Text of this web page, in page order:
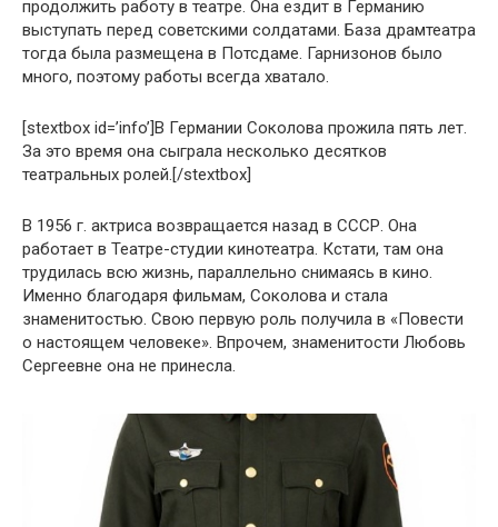
продолжить работу в театре. Она ездит в Германию
выступать перед советскими солдатами. База драмтеатра
тогда была размещена в Потсдаме. Гарнизонов было
много, поэтому работы всегда хватало.
[stextbox id=’info’]В Германии Соколова прожила пять лет.
За это время она сыграла несколько десятков
театральных ролей.[/stextbox]
В 1956 г. актриса возвращается назад в СССР. Она
работает в Театре-студии кинотеатра. Кстати, там она
трудилась всю жизнь, параллельно снимаясь в кино.
Именно благодаря фильмам, Соколова и стала
знаменитостью. Свою первую роль получила в «Повести
о настоящем человеке». Впрочем, знаменитости Любовь
Сергеевне она не принесла.